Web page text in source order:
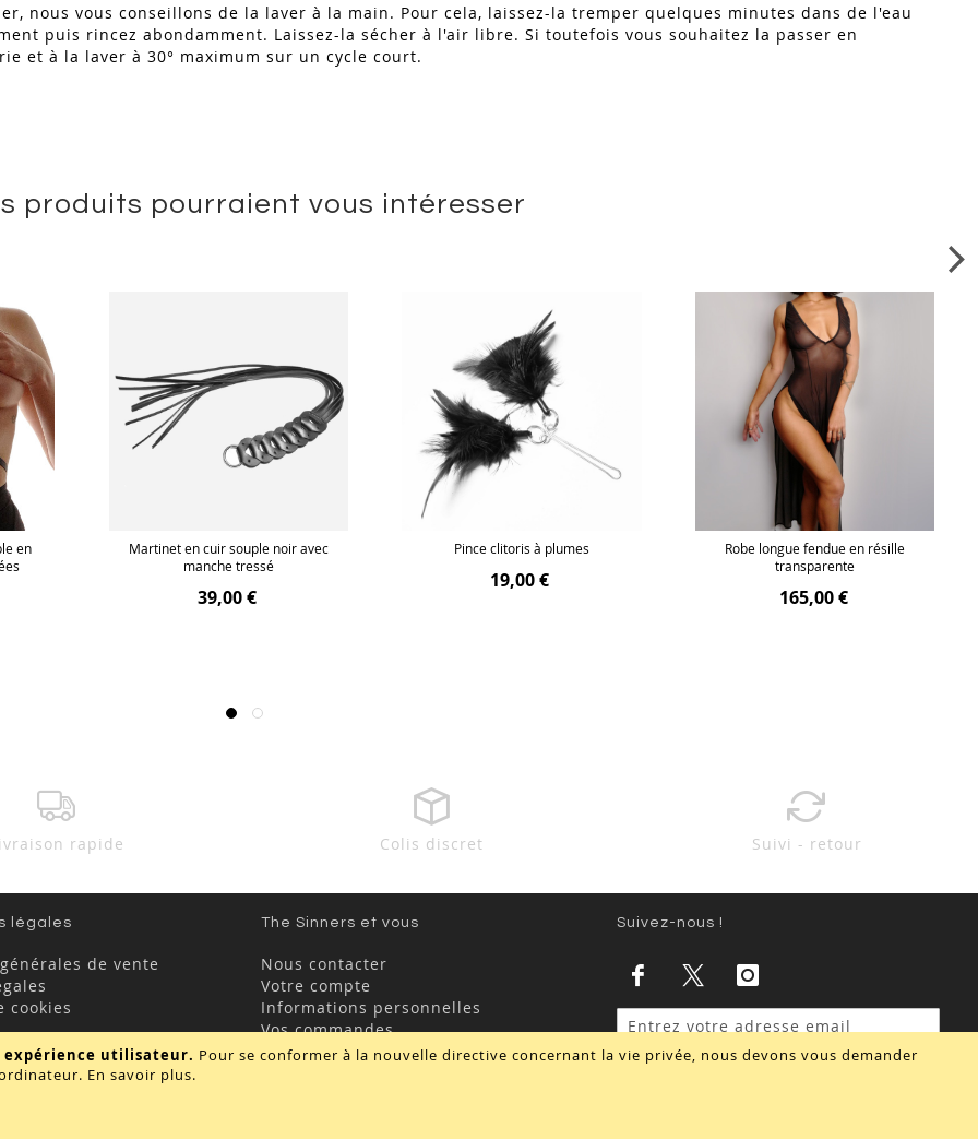
expérience utilisateur. Pour se conformer à la nouvelle directive concernant la vie privée, nous devons vous demander
En savoir plus.
nous vous conseillons de la laver à la main. Pour cela, laissez-la tremper quelques minutes dans de l'eau
puis rincez abondamment. Laissez-la sécher à l'air libre. Si toutefois vous souhaitez la passer en
et à la laver à 30° maximum sur un cycle court.
produits pourraient vous intéresser
en
Martinet en cuir souple noir avec
manche tressé
39,00 €
Pince clitoris à plumes
19,00 €
Robe longue fendue en résille
transparente
165,00 €
rapide Colis discret Suivi - retour
légales
de vente
cookies
The Sinners et vous
Nous contacter
Votre compte
Informations personnelles
Vos commandes
FAQ
Suivez-nous !
Valider